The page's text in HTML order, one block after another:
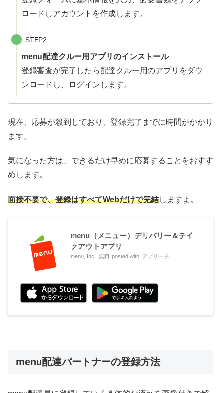
ロードしアカウントを作成します。
STEP2
menu配達クルー用アプリのインストール
登録審査が完了したら配達クルー用のアプリをダウ
ンロードし、ログインします。
現在、応募が殺到しており、登録完了までに時間がかかり
ます。
気になった方は、できるだけ早めに応募することをおすす
めします。
面接不要で、登録はすべてWebだけで完結しますよ。
menu（メニュー）デリバリー＆テイ
クアウトアプリ
menu, Inc. 無料 posted with アプリーチ
menu配達パートナーの登録方法